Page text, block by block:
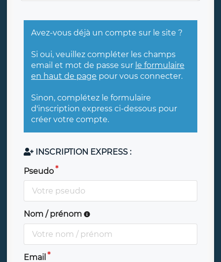
Avez-vous déjà un compte sur le site ?
Si oui, veuillez compléter les champs
email et mot de passe sur le formulaire
en haut de page pour vous connecter.
Sinon, complétez le formulaire
d'inscription express ci-dessous pour
créer votre compte.
INSCRIPTION EXPRESS :
Pseudo
Nom / prénom
Email